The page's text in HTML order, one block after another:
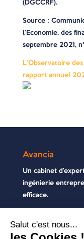
(DGCCRF).
Source :
l’Economie, des
septembre 2021,
L’Observatoire
rapport annuel
Avancia
Un cabinet
ingénierie
efficace.
Contactez-nous